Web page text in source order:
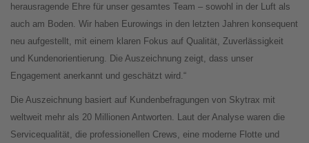
herausragende Ehre für unser gesamtes Team – sowohl in der Luft als
auch am Boden. Wir haben Eurowings in den letzten Jahren konsequent
neu aufgestellt, mit einem klaren Fokus auf Qualität, Zuverlässigkeit
und Kundenorientierung. Die Auszeichnung zeigt, dass unser
Engagement anerkannt und geschätzt wird.“
Die Auszeichnung basiert auf Kundenbefragungen von Skytrax mit
weltweit mehr als 20 Millionen Antworten. Laut der Analyse waren die
Servicequalität, die professionellen Crews, eine moderne Flotte und